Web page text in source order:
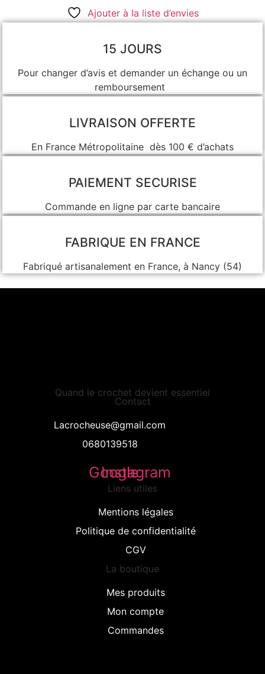
Ajouter à la liste d’envies
15 JOURS
Pour changer d’avis et demander un échange ou un
remboursement
LIVRAISON OFFERTE
En France Métropolitaine dès 100 € d’achats
PAIEMENT SECURISE
Commande en ligne par carte bancaire
FABRIQUE EN FRANCE
Fabriqué artisanalement en France, à Nancy (54)
Quand le crochet devient essentiel
Contact
Lacrocheuse@gmail.com
0680139518
Google
Instagram
Liens utiles
Mentions légales
Politique de confidentialité
CGV
La boutique
Mes produits
Mon compte
Commandes